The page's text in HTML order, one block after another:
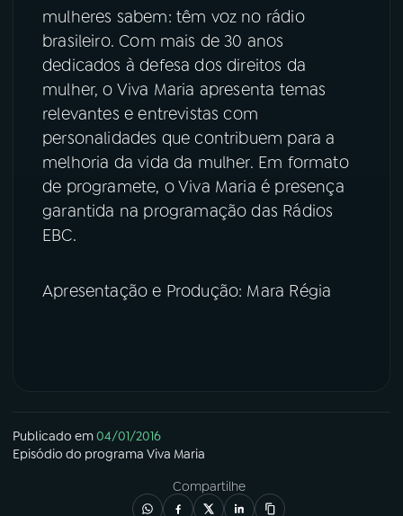
FESTIVAL DE MÚSICA
ACOMPANHE A RÁDIO NACIONAL
Facebook
TikTok
mulheres sabem: têm voz no rádio
brasileiro. Com mais de 30 anos
dedicados à defesa dos direitos da
mulher, o Viva Maria apresenta temas
relevantes e entrevistas com
personalidades que contribuem para a
melhoria da vida da mulher. Em formato
de programete, o Viva Maria é presença
garantida na programação das Rádios
EBC.
Apresentação e Produção: Mara Régia
Publicado em04/01/2016
Episódio do programa Viva Maria
Compartilhe